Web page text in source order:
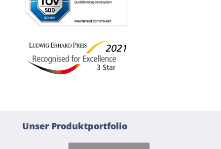
Unser Produktportfolio